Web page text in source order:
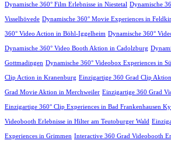
Dynamische 360° Film Erlebnisse in Niestetal Dynamische
Visselhövede Dynamische 360° Movie Experiences in
360° Video Action in Böhl-Iggelheim Dynamische 360°
Dynamische 360° Video Booth Aktion in Cadolzburg
Gottmadingen Dynamische 360° Videobox Experiences in
Clip Action in Kranenburg Einzigartige 360 Grad Clip
Grad Movie Aktion in Merchweiler Einzigartige 360 Grad
Einzigartige 360° Clip Experiences in Bad Frankenhausen
Videobooth Erlebnisse in Hilter am Teutoburger Wald
Experiences in Grimmen Interactive 360 Grad Videobooth